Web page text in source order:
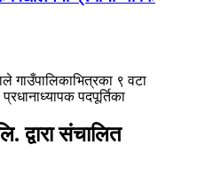
गाउँपालिकाभित्रका ९ वटा
पदपूर्तिका
द्वारा संचालित